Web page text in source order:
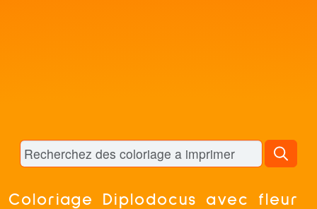
Coloriage Diplodocus avec fleur